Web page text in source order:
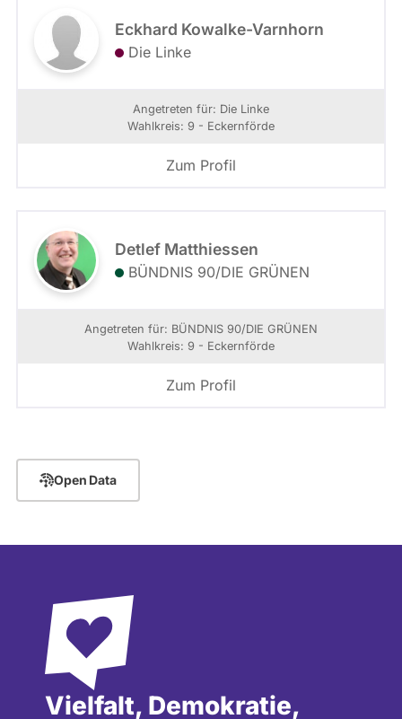
Eckhard Kowalke-Varnhorn
Die Linke
Angetreten für: Die Linke
Wahlkreis: 9 - Eckernförde
Zum Profil
Detlef Matthiessen
BÜNDNIS 90/­DIE GRÜNEN
Angetreten für: BÜNDNIS 90/­DIE GRÜNEN
Wahlkreis: 9 - Eckernförde
Zum Profil
Open Data
Vielfalt, Demokratie,